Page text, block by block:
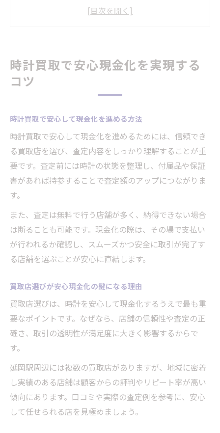
買取大吉の特徴と時計買取が得意なポイン
由
高額査定が狙える買取ポイント解説
買取のプロが見る高価買取のチェックポイ
ント
付属品や状態が買取査定に与える影響とは
複数の買取店を比較して査定額をアップさ
せる方法
延岡駅近くで納得の買取体験を目指すなら
延岡駅近くで時計買取を成功させるポイン
ト
買取店の雰囲気とサービス内容の違いに注
買取大吉の親切な対応が選ばれる理由
口コミで分かる買取店の信頼性と安心感
信頼できる買取店を選ぶ際のチェックポイ
ント
時計買取で重要な店舗の対応力と実績
買取大吉 延岡中川原店の安心サービス特徴
時計買取で安心現金化を実現する
コツ
時計買取で安心して現金化を進める方法
時計買取で安心して現金化を進めるためには、信頼でき
る買取店を選び、査定内容をしっかり理解することが重
要です。査定前には時計の状態を整理し、付属品や保証
書があれば持参することで査定額のアップにつながりま
す。
また、査定は無料で行う店舗が多く、納得できない場合
は断ることも可能です。現金化の際は、その場で支払い
が行われるか確認し、スムーズかつ安全に取引が完了す
る店舗を選ぶことが安心に直結します。
買取店選びが安心現金化の鍵になる理由
買取店選びは、時計を安心して現金化するうえで最も重
要なポイントです。なぜなら、店舗の信頼性や査定の正
確さ、取引の透明性が満足度に大きく影響するからで
す。
延岡駅周辺には複数の買取店がありますが、地域に密着
し実績のある店舗は顧客からの評判やリピート率が高い
傾向にあります。口コミや実際の査定例を参考に、安心
して任せられる店を見極めましょう。